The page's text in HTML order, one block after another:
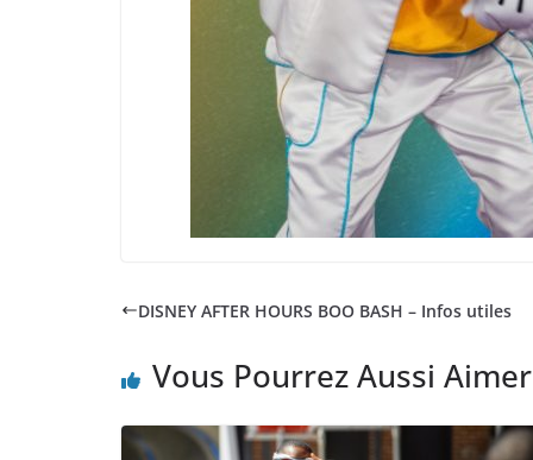
DISNEY AFTER HOURS BOO BASH – Infos utiles
Vous Pourrez Aussi Aimer